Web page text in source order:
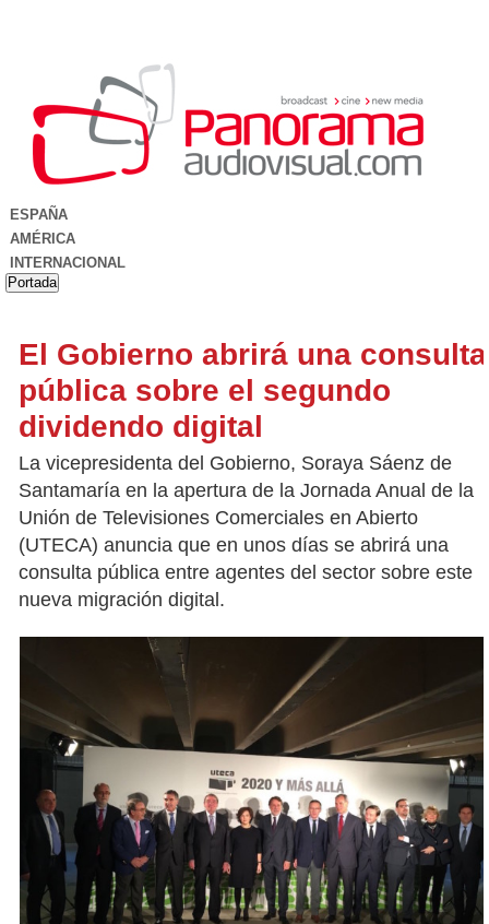
ESPAÑA
AMÉRICA
INTERNACIONAL
Portada
El Gobierno abrirá una consulta
pública sobre el segundo
dividendo digital
La vicepresidenta del Gobierno, Soraya Sáenz de
Santamaría en la apertura de la Jornada Anual de la
Unión de Televisiones Comerciales en Abierto
(UTECA) anuncia que en unos días se abrirá una
consulta pública entre agentes del sector sobre este
nueva migración digital.